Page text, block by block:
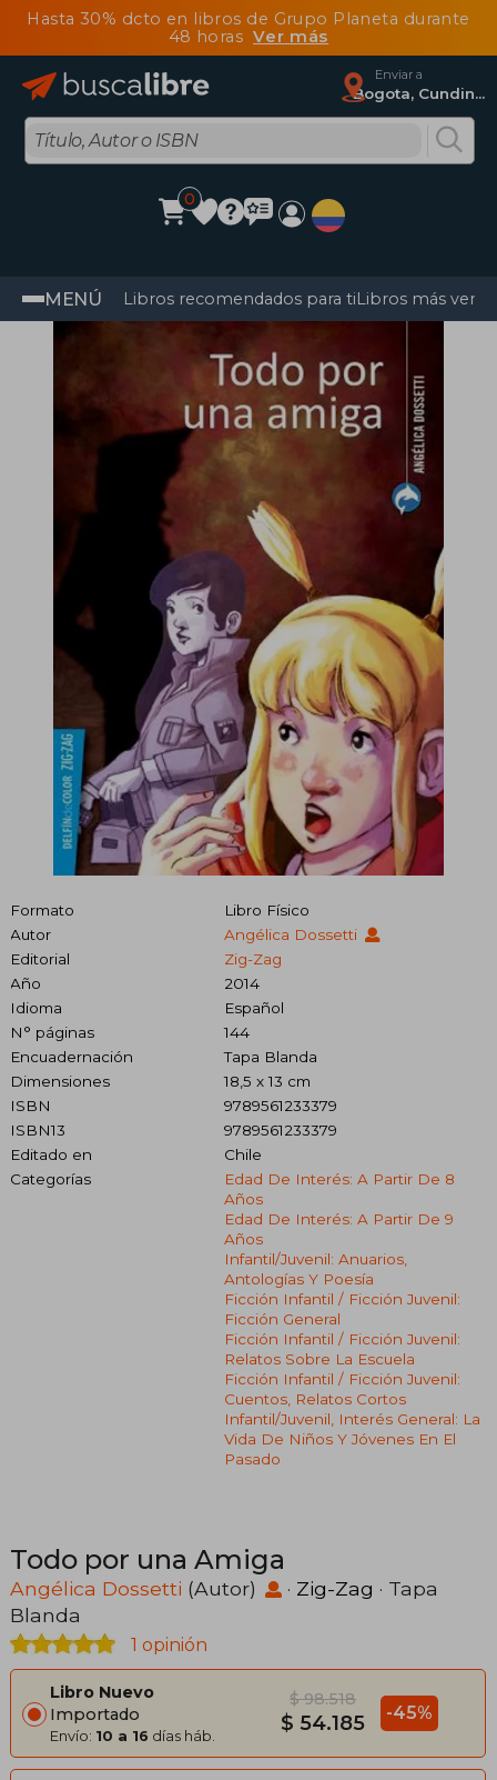
Hasta 30% dcto en libros de Grupo Planeta durante
48 horasVer más
Enviar a
Bogota, Cundinamarca
0
MENÚ Libros recomendados para tiLibros más
Formato
Libro Físico
Autor
Angélica Dossetti
Editorial
Zig-Zag
Año
2014
Idioma
Español
N° páginas
144
Encuadernación
Tapa Blanda
Dimensiones
18,5 x 13 cm
ISBN
9789561233379
ISBN13
9789561233379
Editado en
Chile
Categorías
Edad De Interés: A Partir De 8
Años
Edad De Interés: A Partir De 9
Años
Infantil/juvenil: Anuarios,
Antologías Y Poesía
Ficción Infantil / Ficción Juvenil:
Ficción General
Ficción Infantil / Ficción Juvenil:
Relatos Sobre La Escuela
Ficción Infantil / Ficción Juvenil:
Cuentos, Relatos Cortos
Infantil/juvenil, Interés General: La
Vida De Niños Y Jóvenes En El
Pasado
Todo por una Amiga
Angélica Dossetti (Autor) · Zig-Zag · Tapa
Blanda
1 opinión
Libro Nuevo
Importado
Envío: 10 a 16 días háb.
$ 98.518
$ 54.185 -45%